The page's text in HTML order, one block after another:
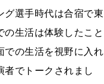
グ選手時代は合宿で東
生活は体験したこと
での生活を視野に入れ
者でトークされまし